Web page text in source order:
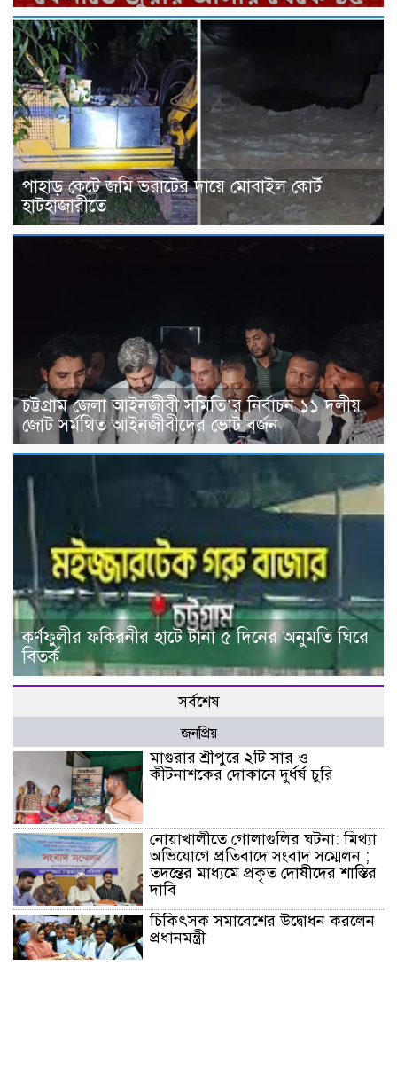
পাহাড় কেটে জমি ভরাটের দায়ে মোবাইল কোর্ট
হাটহাজারীতে
চট্টগ্রাম জেলা আইনজীবী সমিতি’র নির্বাচন ১১ দলীয়
জোট সর্মথিত আইনজীবীদের ভোট বর্জন
কর্ণফুলীর ফকিরনীর হাটে টানা ৫ দিনের অনুমতি ঘিরে
বিতর্ক
সর্বশেষ
জনপ্রিয়
মাগুরার শ্রীপুরে ২টি সার ও
কীটনাশকের দোকানে দুর্ধর্ষ চুরি
নোয়াখালীতে গোলাগুলির ঘটনা: মিথ্যা
অভিযোগে প্রতিবাদে সংবাদ সম্মেলন ;
তদন্তের মাধ্যমে প্রকৃত দোষীদের শাস্তির
দাবি
চিকিৎসক সমাবেশের উদ্বোধন করলেন
প্রধানমন্ত্রী